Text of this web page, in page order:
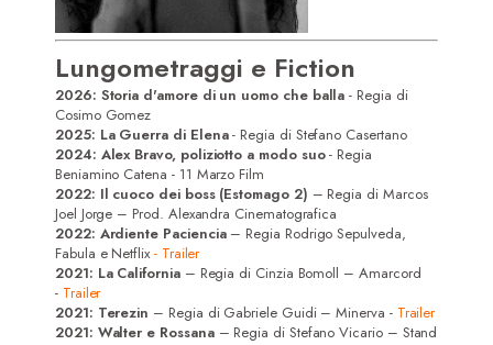
Lungometraggi e Fiction
2026: Storia d'amore di un uomo che balla - Regia di
Cosimo Gomez
2025: La Guerra di Elena- Regia di Stefano Casertano
2024: Alex Bravo, poliziotto a modo suo- Regia
Beniamino Catena - 11 Marzo Film
2022: Il cuoco dei boss (Estomago 2) – Regia di Marcos
Joel Jorge – Prod. Alexandra Cinematografica
2022: Ardiente Paciencia– Regia Rodrigo Sepulveda,
Fabula e Netflix- Trailer
2021: La California – Regia di Cinzia Bomoll – Amarcord
- Trailer
2021: Terezin – Regia di Gabriele Guidi – Minerva - Trailer
2021: Walter e Rossana – Regia di Stefano Vicario – Stand